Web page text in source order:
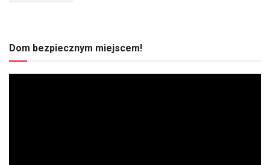
Dom bezpiecznym miejscem!